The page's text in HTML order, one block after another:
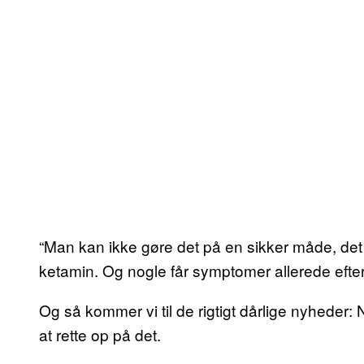
“Man kan ikke gøre det på en sikker måde,
ketamin. Og nogle får symptomer allerede
Og så kommer vi til de rigtigt dårlige
at rette op på det.